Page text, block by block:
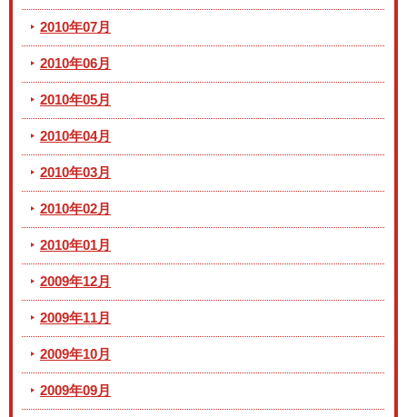
2010年07月
2010年06月
2010年05月
2010年04月
2010年03月
2010年02月
2010年01月
2009年12月
2009年11月
2009年10月
2009年09月